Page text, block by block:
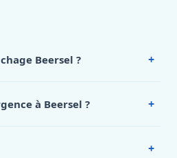
Beersel ? +
à Beersel ? +
+